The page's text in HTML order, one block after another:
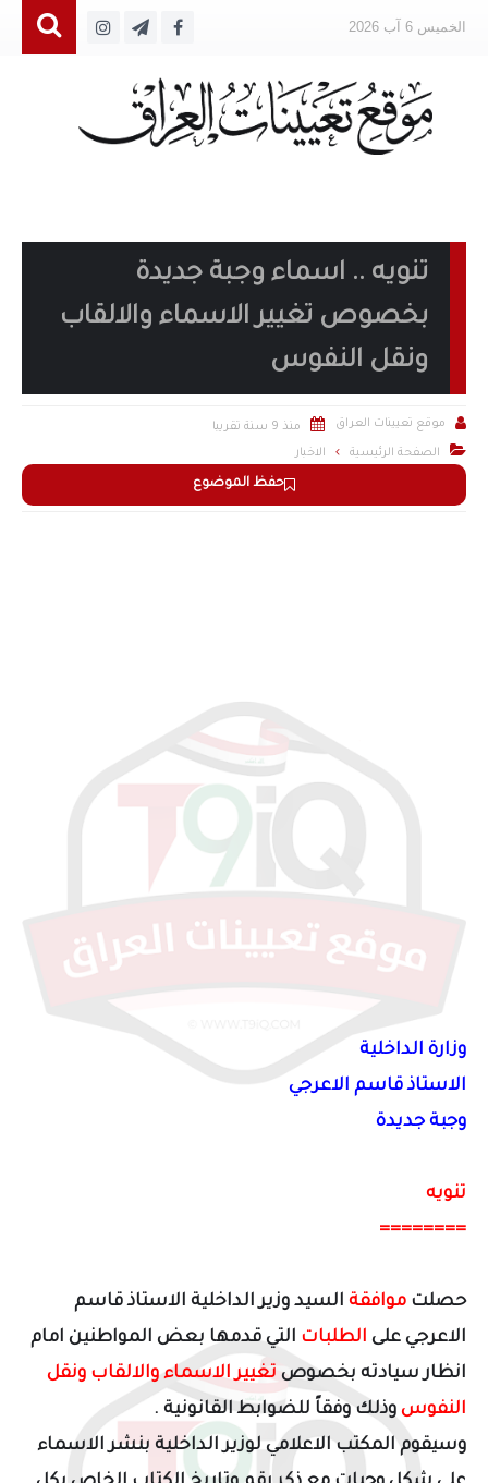
الخميس 6 آب 2026
تنويه .. اسماء وجبة جديدة
بخصوص تغيير الاسماء والالقاب
ونقل النفوس
حفظ الموضوع
 موقع تعيينات العراق  منذ 9 سنة تقريبا
 الصفحة الرئيسية الاخبار
وزارة الداخلية
الاستاذ قاسم الاعرجي
وجبة جديدة
تنويه
========
حصلت موافقة السيد وزير الداخلية الاستاذ قاسم
الاعرجي على الطلبات التي قدمها بعض المواطنين امام
انظار سيادته بخصوص تغيير الاسماء والالقاب ونقل
النفوس وذلك وفقاً للضوابط القانونية .
وسيقوم المكتب الاعلامي لوزير الداخلية بنشر الاسماء